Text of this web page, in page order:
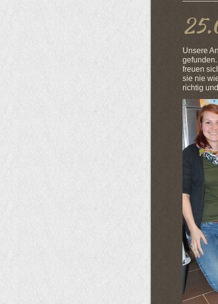
Unsere
freuen
sie nie
richtig